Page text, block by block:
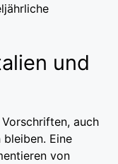
und
auch
Eine
von